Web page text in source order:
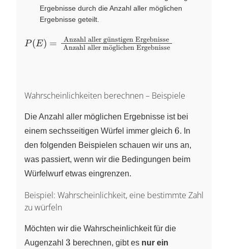
Ergebnisse durch die Anzahl aller möglichen
Ergebnisse geteilt.
P(E) =
}}{\text{
Anzahl aller
Ergebnisse
}}
P(E) = Anzahl aller mo
¨glichen Ergebnisse
Anzahl aller gu
¨nstigen Ergebnisse
Wahrscheinlichkeiten berechnen – Beispiele
Die Anzahl aller möglichen Ergebnisse ist bei
einem sechsseitigen Würfel immer gleich 6
6. In
den folgenden Beispielen schauen wir uns an,
was passiert, wenn wir die Bedingungen beim
Würfelwurf etwas eingrenzen.
Beispiel: Wahrscheinlichkeit, eine bestimmte Zahl
zu würfeln
Möchten wir die Wahrscheinlichkeit für die
Augenzahl 3
3 berechnen, gibt es nur ein